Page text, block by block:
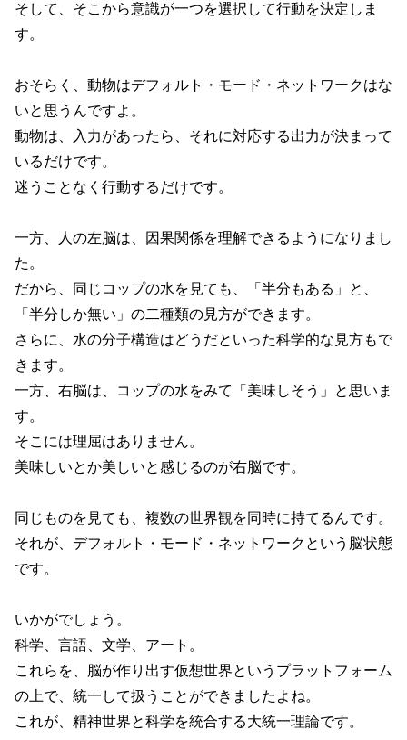
そして、そこから意識が一つを選択して行動を決定しま
す。
おそらく、動物はデフォルト・モード・ネットワークはな
いと思うんですよ。
動物は、入力があったら、それに対応する出力が決まって
いるだけです。
迷うことなく行動するだけです。
一方、人の左脳は、因果関係を理解できるようになりまし
た。
だから、同じコップの水を見ても、「半分もある」と、
「半分しか無い」の二種類の見方ができます。
さらに、水の分子構造はどうだといった科学的な見方もで
きます。
一方、右脳は、コップの水をみて「美味しそう」と思いま
す。
そこには理屈はありません。
美味しいとか美しいと感じるのが右脳です。
同じものを見ても、複数の世界観を同時に持てるんです。
それが、デフォルト・モード・ネットワークという脳状態
です。
いかがでしょう。
科学、言語、文学、アート。
これらを、脳が作り出す仮想世界というプラットフォーム
の上で、統一して扱うことができましたよね。
これが、精神世界と科学を統合する大統一理論です。